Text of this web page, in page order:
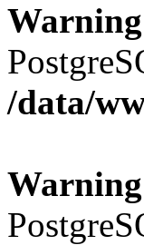
Warning
/data/
Warning